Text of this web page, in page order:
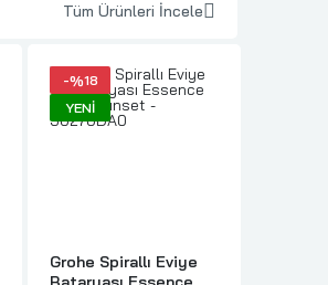
Tüm Ürünleri İncele
-%18
YENI
Grohe Spirallı Eviye